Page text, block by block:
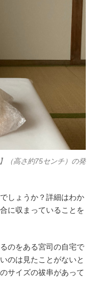
（高さ約75センチ）の発
しょうか？詳細はわか
に収まっていることを
のをある宮司の自宅で
のは見たことがないと
サイズの祓串があって